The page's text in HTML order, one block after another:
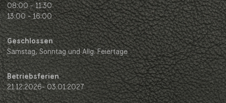
08:00 - 11:30
13:00 - 16:00
Geschlossen
Samstag, Sonntag und Allg. Feiertage
Betriebsferien
21.12.2026- 03.01.2027